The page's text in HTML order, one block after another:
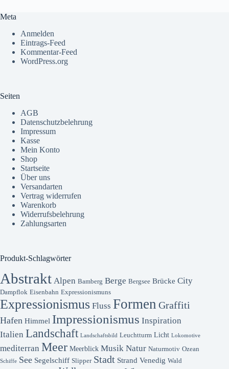
Meta
Anmelden
Eintrags-Feed
Kommentar-Feed
WordPress.org
Seiten
AGB
Datenschutzbelehrung
Impressum
Kasse
Mein Konto
Shop
Startseite
Über uns
Versandarten
Vertrag widerrufen
Warenkorb
Widerrufsbelehrung
Zahlungsarten
Produkt-Schlagwörter
Abstrakt Alpen Bamberg Berge Bergsee Brücke City
Dampflok Eisenbahn Expressionismuns
Expressionismus Fluss Formen Graffiti
Hafen Himmel Impressionismus Inspiration
Italien Landschaft Landschaftsbild Leuchtturm Licht Lokomotive
mediterran Meer Meerblick Musik Natur Naturmotiv Ozean
Schiffe See Segelschiff Slipper Stadt Strand Venedig Wald